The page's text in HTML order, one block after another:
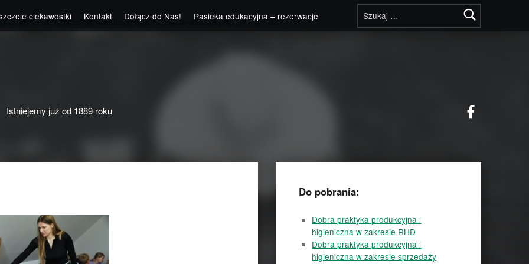
themes/modern/includes/frontend/class-assets.phpon line132
Szukaj:
ciekawostki Kontakt Dołącz do Nas! Pasieka edukacyjna – rezerwacje
Istniejemy już od 1889 roku
Do pobrania:
Dobra praktyka produkcyjna i
higieniczna w zakresie RHD
Dobra praktyka produkcyjna i
higieniczna w zakresie sprzedaży